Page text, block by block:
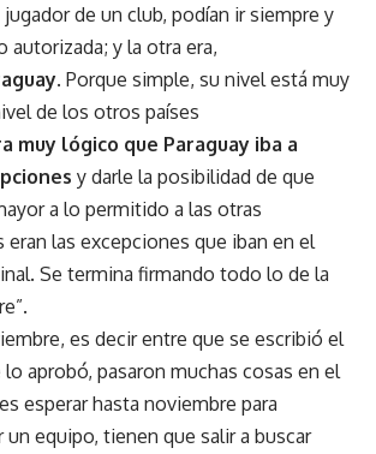
jugador de un club, podían ir siempre y
autorizada; y la otra era,
. Porque simple, su nivel está muy
de los otros países
muy lógico que Paraguay iba a
y darle la posibilidad de que
a lo permitido a las otras
eran las excepciones que iban en el
Se termina firmando todo lo de la
es decir entre que se escribió el
aprobó, pasaron muchas cosas en el
esperar hasta noviembre para
un equipo, tienen que salir a buscar